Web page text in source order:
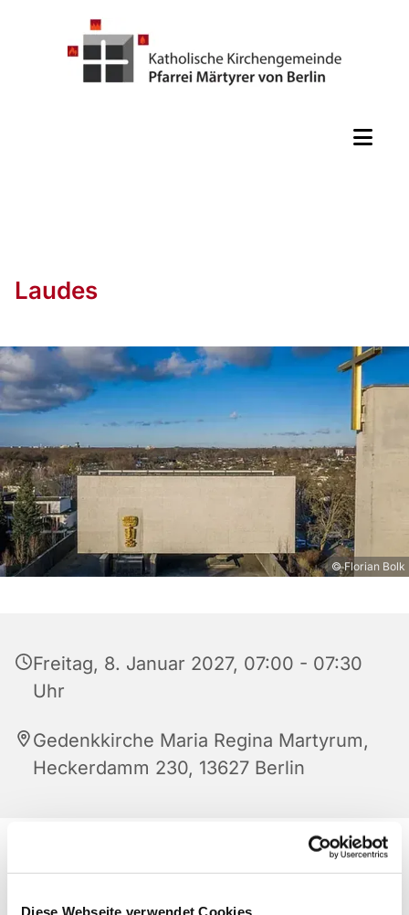
Diese Webseite verwendet Cookies
Laudes
© Florian Bolk
Freitag, 8. Januar 2027, 07:00 - 07:30
Uhr
Gedenkkirche Maria Regina Martyrum,
Heckerdamm 230, 13627 Berlin